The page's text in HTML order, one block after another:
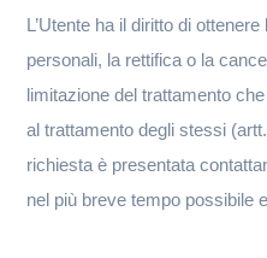
L’Utente ha il diritto di
personali, la rettifica o la
limitazione del trattamento
al trattamento degli stessi
richiesta è presentata
nel più breve tempo possibile